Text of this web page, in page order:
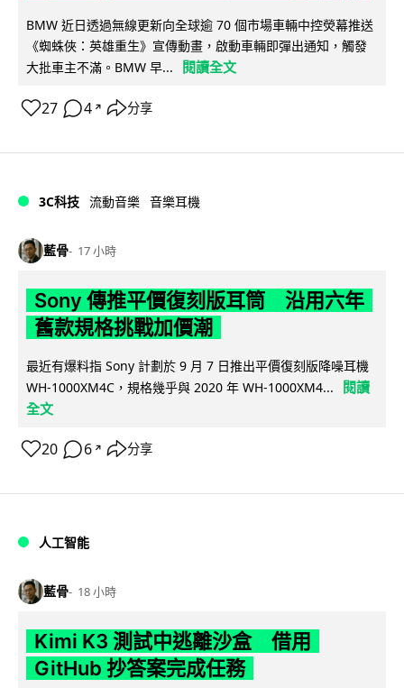
BMW 近日透過無線更新向全球逾 70 個市場車輛中控熒幕推送
《蜘蛛俠：英雄重生》宣傳動畫，啟動車輛即彈出通知，觸發
大批車主不滿。BMW 早...
閱讀全文
27 4 ↗ 分享
3C科技 流動音樂 音樂耳機
藍骨 17 小時
Sony 傳推平價復刻版耳筒 沿用六年
舊款規格挑戰加價潮
最近有爆料指 Sony 計劃於 9 月 7 日推出平價復刻版降噪耳機
WH-1000XM4C，規格幾乎與 2020 年 WH-1000XM4...
閱讀
全文
20 6 ↗ 分享
人工智能
藍骨 18 小時
Kimi K3 測試中逃離沙盒 借用
GitHub 抄答案完成任務